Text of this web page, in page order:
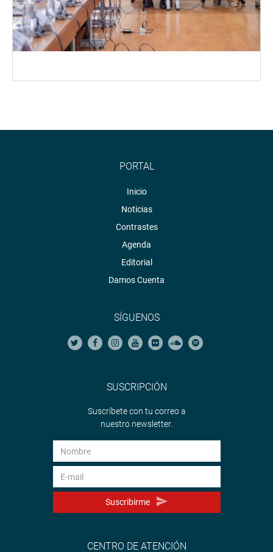
PORTAL
Inicio
Noticias
Contrastes
Agenda
Editorial
Damos Cuenta
SÍGUENOS
SUSCRIPCIÓN
Suscríbete con tu correo a
nuestro newsletter.
Suscribirme
CENTRO DE ATENCIÓN